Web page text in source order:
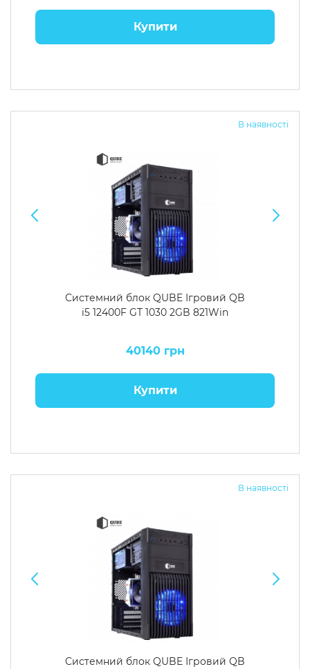
Купити
В наявності
Системний блок QUBE Ігровий QB
i5 12400F GT 1030 2GB 821Win
40140 грн
Купити
В наявності
Системний блок QUBE Ігровий QB